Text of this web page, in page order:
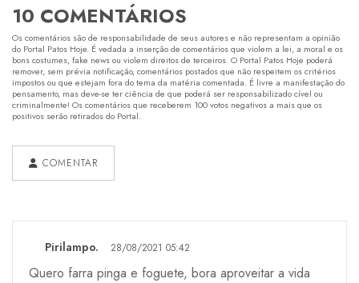
10 COMENTÁRIOS
Os comentários são de responsabilidade de seus autores e não representam a opinião
do Portal Patos Hoje. É vedada a inserção de comentários que violem a lei, a moral e os
bons costumes, fake news ou violem direitos de terceiros. O Portal Patos Hoje poderá
remover, sem prévia notificação, comentários postados que não respeitem os critérios
impostos ou que estejam fora do tema da matéria comentada. É livre a manifestação do
pensamento, mas deve-se ter ciência de que poderá ser responsabilizado cível ou
criminalmente! Os comentários que receberem 100 votos negativos a mais que os
positivos serão retirados do Portal.
COMENTAR
Pirilampo. 28/08/2021 05:42
Quero farra pinga e foguete, bora aproveitar a vida